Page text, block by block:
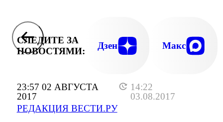
23:57 02 АВГУСТА
2017
14:22
03.08.2017
РЕДАКЦИЯ ВЕСТИ.РУ
СЛЕДИТЕ ЗА
НОВОСТЯМИ:
Дзен Макс